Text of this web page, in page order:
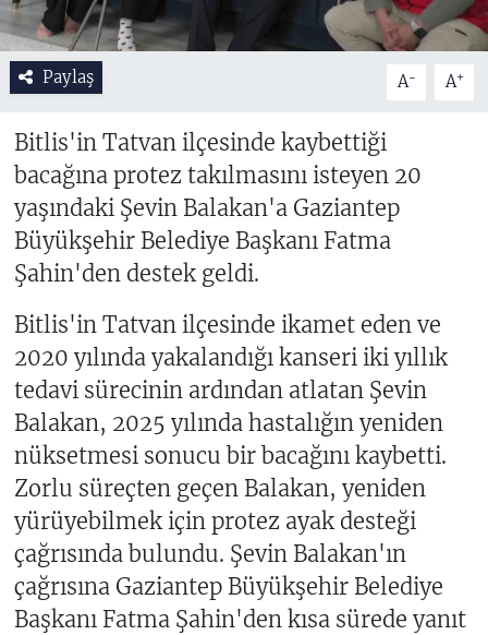
Paylaş A- A+
Bitlis'in Tatvan ilçesinde kaybettiği
bacağına protez takılmasını isteyen 20
yaşındaki Şevin Balakan'a Gaziantep
Büyükşehir Belediye Başkanı Fatma
Şahin'den destek geldi.
Bitlis'in Tatvan ilçesinde ikamet eden ve
2020 yılında yakalandığı kanseri iki yıllık
tedavi sürecinin ardından atlatan Şevin
Balakan, 2025 yılında hastalığın yeniden
nüksetmesi sonucu bir bacağını kaybetti.
Zorlu süreçten geçen Balakan, yeniden
yürüyebilmek için protez ayak desteği
çağrısında bulundu. Şevin Balakan'ın
çağrısına Gaziantep Büyükşehir Belediye
Başkanı Fatma Şahin'den kısa sürede yanıt